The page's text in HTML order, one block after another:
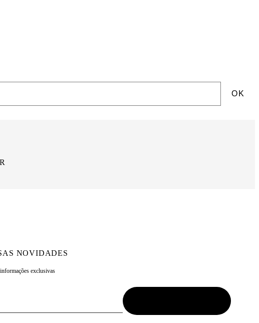
OK
NOVIDADES
exclusivas